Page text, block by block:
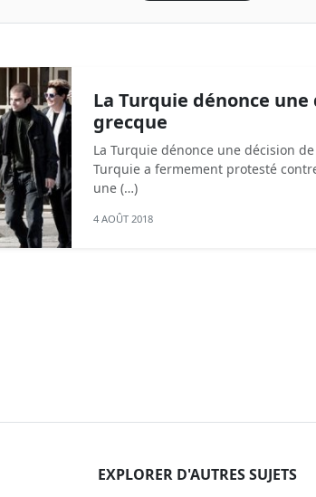
La Turquie dénonce
grecque
La Turquie dénonce une décision
Turquie a fermement protesté
une (…)
4 AOÛT 2018
EXPLORER D'AUTRES SUJETS